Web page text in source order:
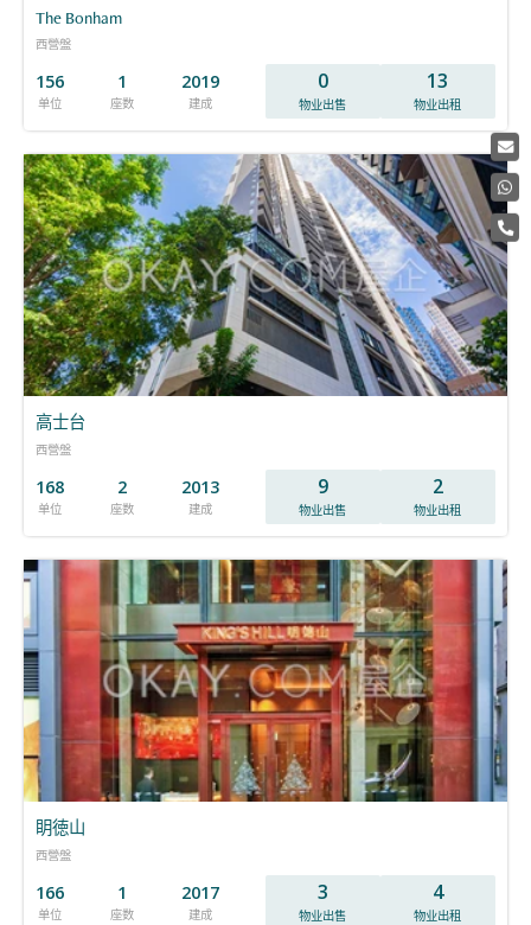
The Bonham
西營盤
156
单位
1
座数
2019
建成
0
物业出售
13
物业出租
高士台
西營盤
168
单位
2
座数
2013
建成
9
物业出售
2
物业出租
眀徳山
西營盤
166
单位
1
座数
2017
建成
3
物业出售
4
物业出租